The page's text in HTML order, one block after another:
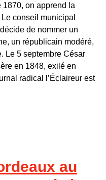
on apprend la
conseil municipal
de nommer un
un républicain modéré,
Le 5 septembre César
en 1848, exilé en
radical l’Éclaireur est
au